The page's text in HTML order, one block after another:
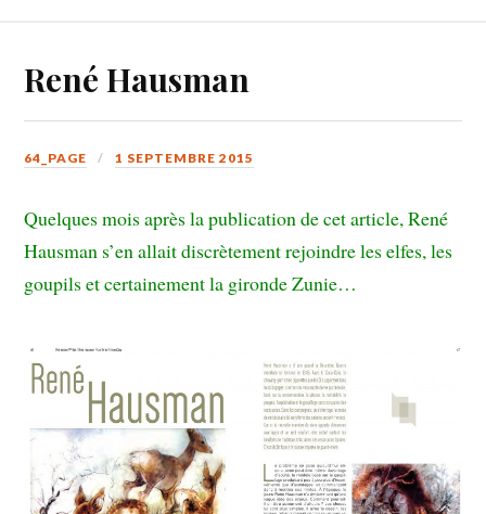
René Hausman
64_PAGE 1 SEPTEMBRE 2015
Quelques mois après la publication de cet article, René
Hausman s’en allait discrètement rejoindre les elfes, les
goupils et certainement la gironde Zunie…